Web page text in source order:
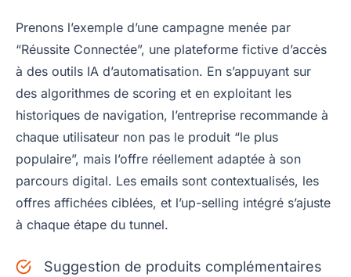
Prenons l’exemple d’une campagne menée par
“Réussite Connectée”, une plateforme fictive d’accès
à des outils IA d’automatisation. En s’appuyant sur
des algorithmes de scoring et en exploitant les
historiques de navigation, l’entreprise recommande à
chaque utilisateur non pas le produit “le plus
populaire”, mais l’offre réellement adaptée à son
parcours digital. Les emails sont contextualisés, les
offres affichées ciblées, et l’up-selling intégré s’ajuste
à chaque étape du tunnel.
Suggestion de produits complémentaires